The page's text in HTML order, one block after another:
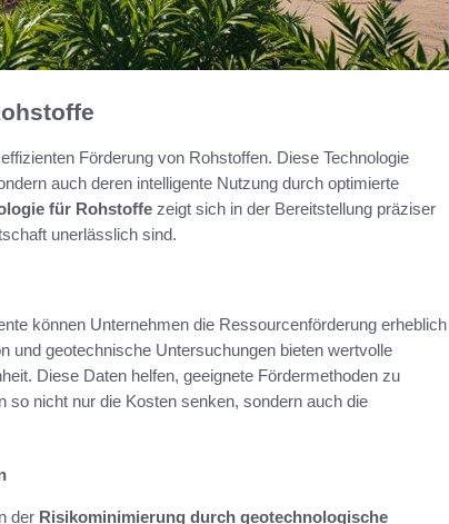
Förderung von Rohstoffen. Diese Technologie
auch deren intelligente Nutzung durch optimierte
für Rohstoffe zeigt sich in der Bereitstellung präziser
unerlässlich sind.
können Unternehmen die Ressourcenförderung erheblich
und geotechnische Untersuchungen bieten wertvolle
Diese Daten helfen, geeignete Fördermethoden zu
so nicht nur die Kosten senken, sondern auch die
der Risikominimierung durch geotechnologische